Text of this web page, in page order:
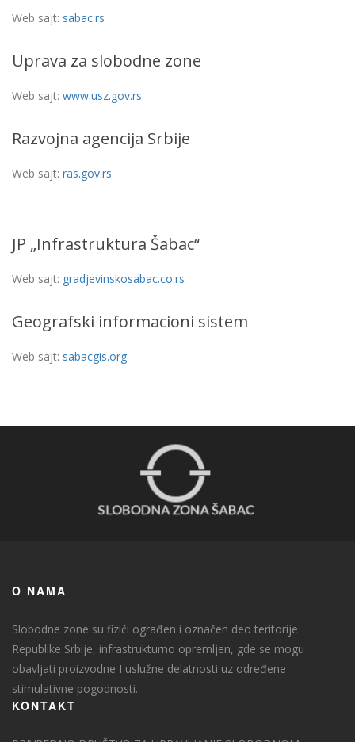
Web sajt: sabac.rs
Uprava za slobodne zone
Web sajt: www.usz.gov.rs
Razvojna agencija Srbije
Web sajt: ras.gov.rs
JP „Infrastruktura Šabac“
Web sajt: gradjevinskosabac.co.rs
Geografski informacioni sistem
Web sajt: sabacgis.org
O NAMA
Slobodne zone su fiziči ograđen i označen deo teritorije
Republike Srbije, infrastrukturno opremljen, gde se mogu
obavljati proizvodne I uslužne delatnosti uz određene
stimulativne pogodnosti.
KONTAKT